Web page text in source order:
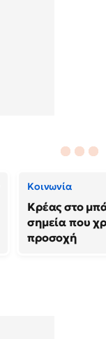
Κοινωνία
Κρέας στο
σημεία που
προσοχή